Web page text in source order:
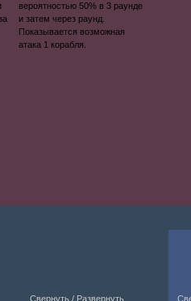
вероятностью 50% в 3 раунде
и затем через раунд.
Показывается возможная
атака 1 корабля.
Свернуть / Развернуть